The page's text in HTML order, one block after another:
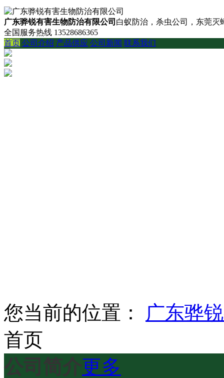
广东骅锐有害生物防治有限公司 白蚁防治，杀虫公司，东莞灭
全国服务热线 13528686365
首页 公司介绍 产品供应 公司新闻 联系我们
您当前的位置：
广东骅
首页
公司简介更多